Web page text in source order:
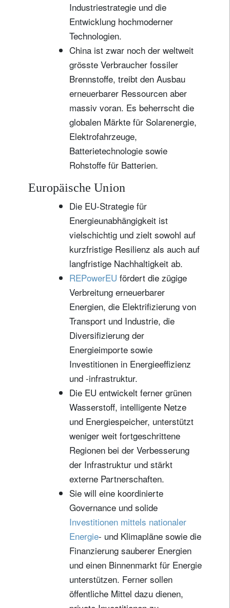
Industriestrategie und die
Entwicklung hochmoderner
Technologien.
China ist zwar noch der weltweit
grösste Verbraucher fossiler
Brennstoffe, treibt den Ausbau
erneuerbarer Ressourcen aber
massiv voran. Es beherrscht die
globalen Märkte für Solarenergie,
Elektrofahrzeuge,
Batterietechnologie sowie
Rohstoffe für Batterien.
Europäische Union
Die EU-Strategie für
Energieunabhängigkeit ist
vielschichtig und zielt sowohl auf
kurzfristige Resilienz als auch auf
langfristige Nachhaltigkeit ab.
REPowerEU fördert die zügige
Verbreitung erneuerbarer
Energien, die Elektrifizierung von
Transport und Industrie, die
Diversifizierung der
Energieimporte sowie
Investitionen in Energieeffizienz
und -infrastruktur.
Die EU entwickelt ferner grünen
Wasserstoff, intelligente Netze
und Energiespeicher, unterstützt
weniger weit fortgeschrittene
Regionen bei der Verbesserung
der Infrastruktur und stärkt
externe Partnerschaften.
Sie will eine koordinierte
Governance und solide
Investitionen mittels nationaler
Energie- und Klimapläne sowie die
Finanzierung sauberer Energien
und einen Binnenmarkt für Energie
unterstützen. Ferner sollen
öffentliche Mittel dazu dienen,